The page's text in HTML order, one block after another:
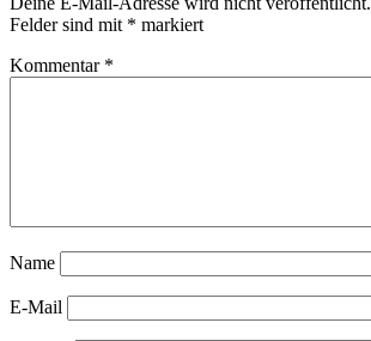
Felder sind mit * markiert
Kommentar *
Name
E-Mail